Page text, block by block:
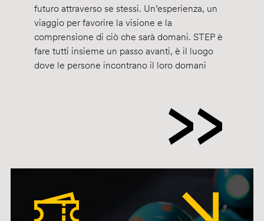
futuro attraverso se stessi. Un’esperienza, un
viaggio per favorire la visione e la
comprensione di ciò che sarà domani. STEP è
fare tutti insieme un passo avanti, è il luogo
dove le persone incontrano il loro domani